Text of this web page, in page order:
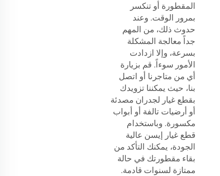
المقطورة أو تنكسر
بمرور الوقت. وعند
حدوث ذلك، من المهم
جداً معالجة المشكلة
بسرعة، وإلا ازدادت
الأمور سوءاً. قم بزيارة
أي من متاجرنا أو اتصل
بنا، حيث يمكننا تزويدك
بقطع غيار لجدران مصدئة
أو أرضيات تالفة أو أبواب
مكسورة. وباستخدام
قطع غيار إيسن عالية
الجودة، يمكنك التأكد من
بقاء مقطورتك في حالة
ممتازة لسنوات قادمة.